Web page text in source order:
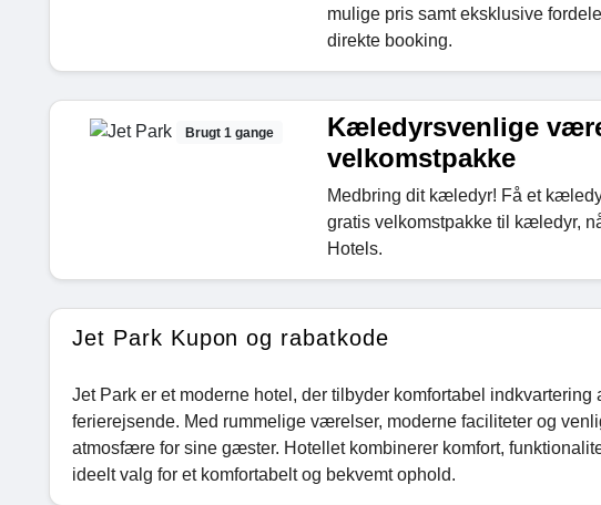
mulige pris samt eksklusive
direkte booking.
Brugt 1 gange
Kæledyrsvenlige
velkomstpakke
Medbring dit kæledyr! Få et
gratis velkomstpakke til kæledyr,
Hotels.
Jet Park Kupon og rabatkode
Jet Park er et moderne hotel, der tilbyder komfortabel
ferierejsende. Med rummelige værelser, moderne faciliteter og
atmosfære for sine gæster. Hotellet kombinerer komfort,
ideelt valg for et komfortabelt og bekvemt ophold.